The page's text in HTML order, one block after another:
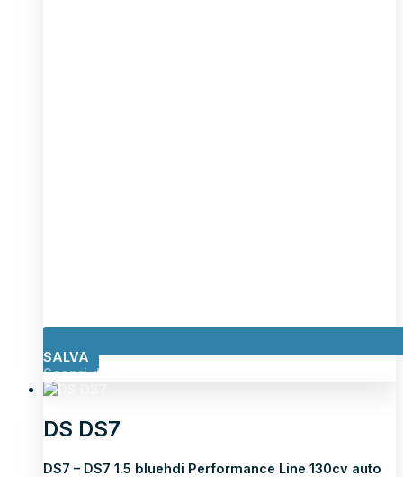
SALVA
Scopri di più
DS DS7
DS7 – DS7 1.5 bluehdi Performance Line 130cv auto